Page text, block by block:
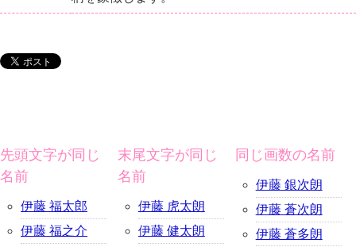
先頭文字が同じ
名前
伊藤 福太郎
伊藤 福之介
末尾文字が同じ
名前
伊藤 虎太朗
伊藤 健太朗
同じ画数の名前
伊藤 銀次朗
伊藤 蒼次朗
伊藤 蒼多朗